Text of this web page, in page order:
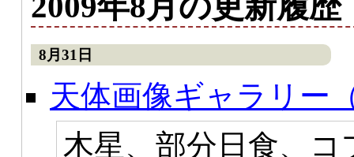
8月31日
天体画像ギャラリー
木星、部分日食、コ